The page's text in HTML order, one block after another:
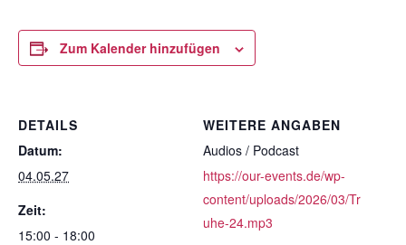
Zum Kalender hinzufügen
DETAILS
Datum:
04.05.27
Zeit:
15:00 - 18:00
WEITERE ANGABEN
Audios / Podcast
https://our-events.de/wp-
content/uploads/2026/03/Tr
uhe-24.mp3